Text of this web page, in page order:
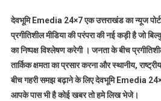
देवभूमि Emedia 24×7 एक उत्तराखंड का न्यूज
प्रगीतिशील मीडिया की परंपरा की नई कड़ी है जो
का निष्पक्ष विश्लेषण करेगी । जनता के बीच
तार्किक क्षमता का प्रसार करना और स्थानीय,
बीच गहरी समझ बढ़ाने के लिए देवभूमि Emedia
आपके पास भी है कोई खबर तो हमे लिख भेजे।